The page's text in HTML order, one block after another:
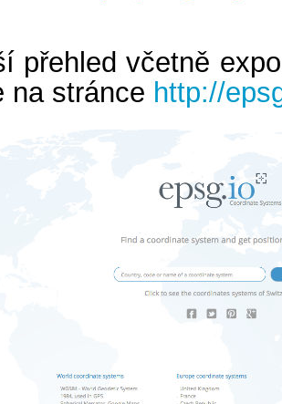
přehled včetně
na stránce http://